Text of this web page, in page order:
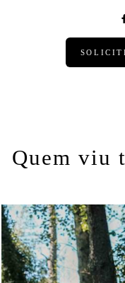
Quem viu